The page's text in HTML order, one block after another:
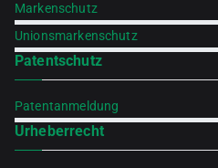
Markenschutz
Unionsmarkenschutz
Patentschutz
Patentanmeldung
Urheberrecht